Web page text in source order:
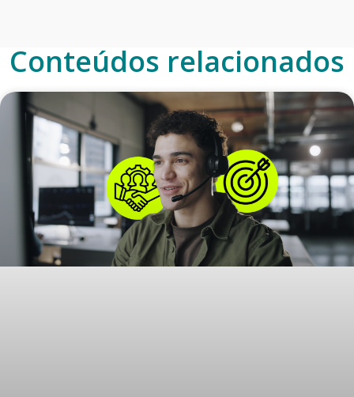
Conteúdos relacionados